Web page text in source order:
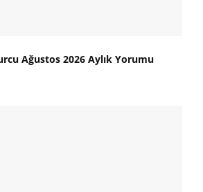
Ağustos 2026 Aylık Yorumu